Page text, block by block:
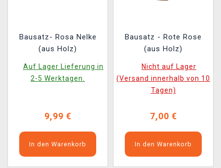
Bausatz- Rosa Nelke
(aus Holz)
Auf Lager Lieferung in
2-5 Werktagen.
9,99 €
In den Warenkorb
Bausatz - Rote Rose
(aus Holz)
Nicht auf Lager
(Versand innerhalb von 10
Tagen)
7,00 €
In den Warenkorb